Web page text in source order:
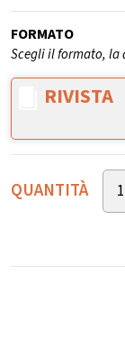
FORMATO
Scegli il formato, la
RIVISTA
QUANTITÀ